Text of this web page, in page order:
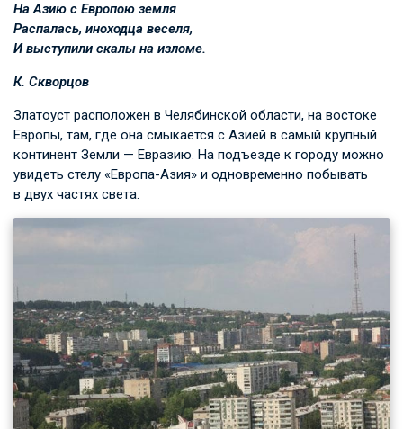
На Азию с Европою земля
Распалась, иноходца веселя,
И выступили скалы на изломе.
К. Скворцов
Златоуст расположен в Челябинской области, на востоке
Европы, там, где она смыкается с Азией в самый крупный
континент Земли — Евразию. На подъезде к городу можно
увидеть стелу «Европа-Азия» и одновременно побывать
в двух частях света.